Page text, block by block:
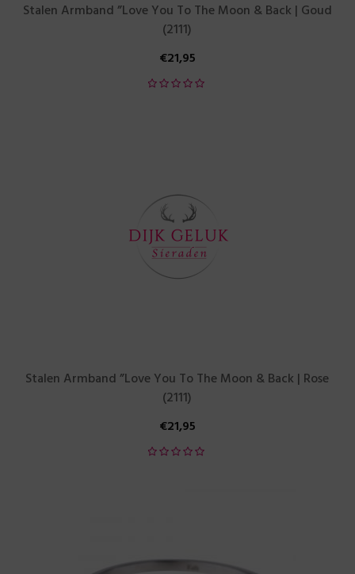
Stalen Armband ”Love You To The Moon & Back | Goud
(2111)
€21,95
Stalen Armband ”Love You To The Moon & Back | Rose
(2111)
€21,95